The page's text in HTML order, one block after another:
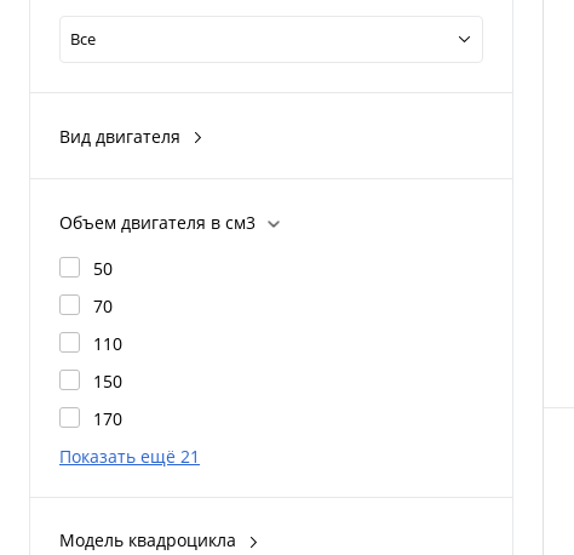
Все
Вид двигателя
Объем двигателя в см3
50
70
110
150
170
Показать ещё 21
Модель квадроцикла